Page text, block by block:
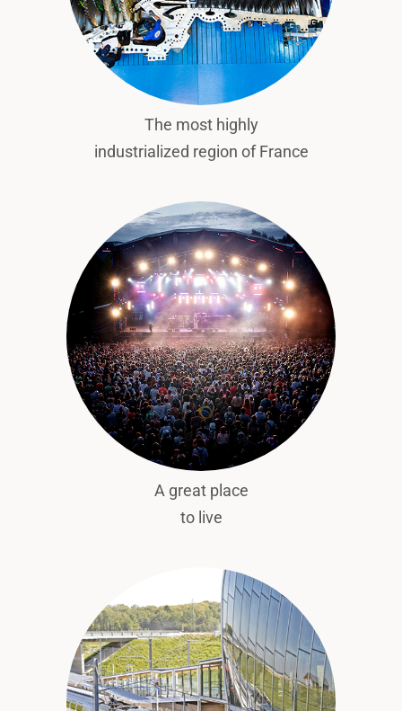
The most highly
industrialized region of France
A great place
to live